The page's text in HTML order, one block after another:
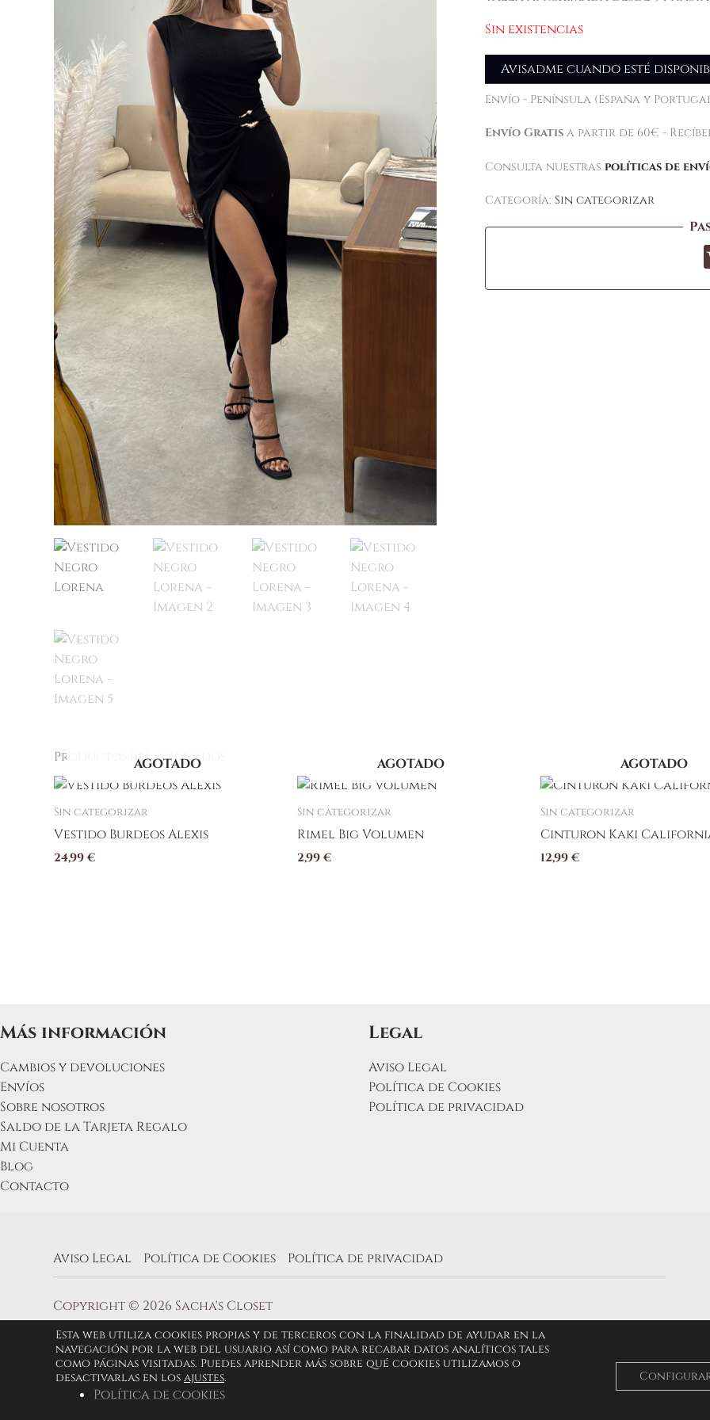
Sin existencias
Avisadme cuando esté
Envío - Península (España y
Envío Gratisa partir de 60€ -
Consulta nuestras políticas de
Categoría: Sin categorizar
Productos relacionados
AGOTADO
Sin categorizar
Vestido Burdeos Alexis
24,99€
AGOTADO
Sin categorizar
Rimel Big Volumen
2,99€
AGOTADO
Sin categorizar
Cinturon Kaki
12,99€
Más información
Cambios y devoluciones
Envíos
Sobre nosotros
Saldo de la Tarjeta Regalo
Mi Cuenta
Blog
Contacto
Legal
Aviso Legal
Política de Cookies
Política de privacidad
Aviso Legal Política de Cookies Política de privacidad
Copyright © 2026 Sacha's Closet
Esta web utiliza cookies propias y de terceros con la finalidad de ayudar en la
navegación por la web del usuario así como para recabar datos analíticos tales
como páginas visitadas. Puedes aprender más sobre qué cookies utilizamos o
desactivarlas en los ajustes.
Política de cookies